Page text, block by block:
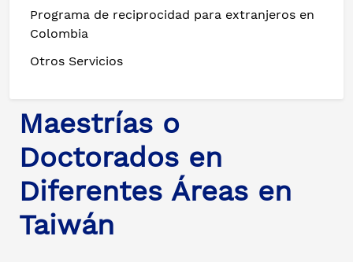
Programa de reciprocidad para extranjeros en
Colombia
Otros Servicios
Maestrías o
Doctorados en
Diferentes Áreas en
Taiwán